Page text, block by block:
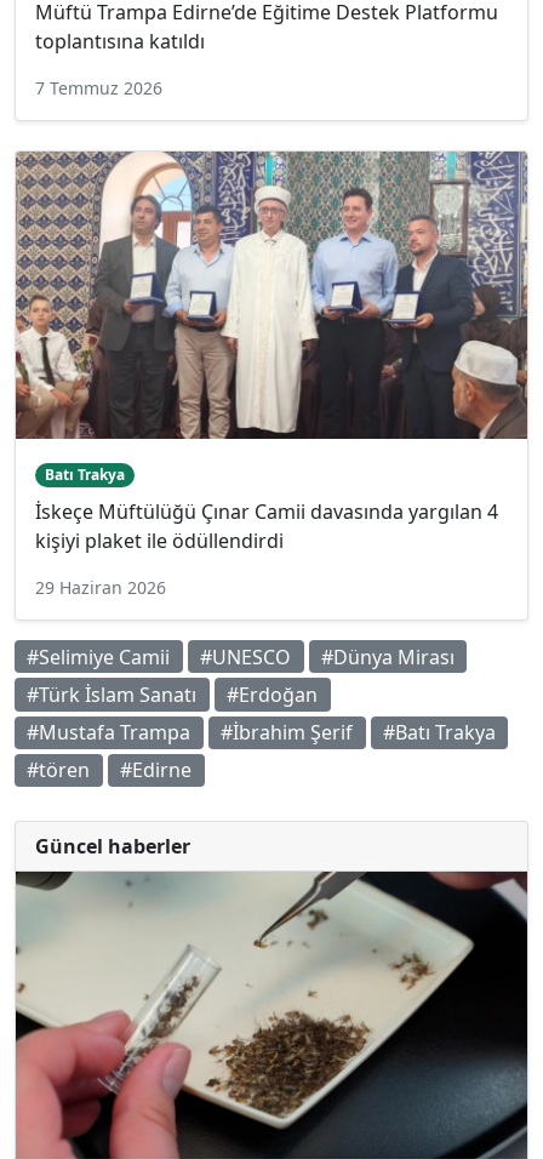
Müftü Trampa Edirne’de Eğitime Destek Platformu
toplantısına katıldı
7 Temmuz 2026
Batı Trakya
İskeçe Müftülüğü Çınar Camii davasında yargılan 4
kişiyi plaket ile ödüllendirdi
29 Haziran 2026
#Selimiye Camii #UNESCO
#Dünya Mirası
#Türk İslam Sanatı
#Erdoğan
#Mustafa Trampa
#İbrahim Şerif
#Batı Trakya
#tören
#Edirne
Güncel haberler